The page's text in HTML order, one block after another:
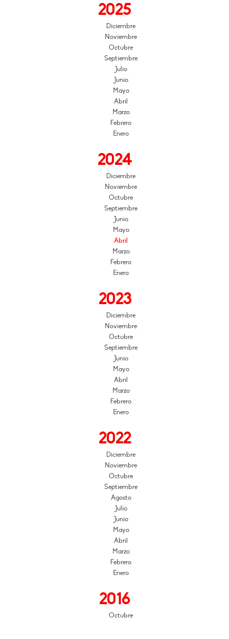
2025
Diciembre
Noviembre
Octubre
Septiembre
Julio
Junio
Mayo
Abril
Marzo
Febrero
Enero
2024
Diciembre
Noviembre
Octubre
Septiembre
Junio
Mayo
Abril
Marzo
Febrero
Enero
2023
Diciembre
Noviembre
Octubre
Septiembre
Junio
Mayo
Abril
Marzo
Febrero
Enero
2022
Diciembre
Noviembre
Octubre
Septiembre
Agosto
Julio
Junio
Mayo
Abril
Marzo
Febrero
Enero
2016
Octubre